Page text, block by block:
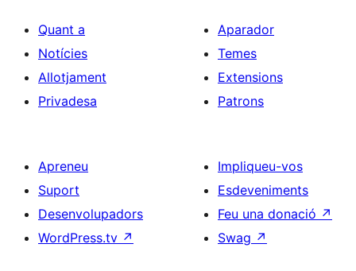
Quant a
Notícies
Allotjament
Privadesa
Aparador
Temes
Extensions
Patrons
Apreneu
Suport
Desenvolupadors
WordPress.tv ↗
Impliqueu-vos
Esdeveniments
Feu una donació ↗
Swag ↗